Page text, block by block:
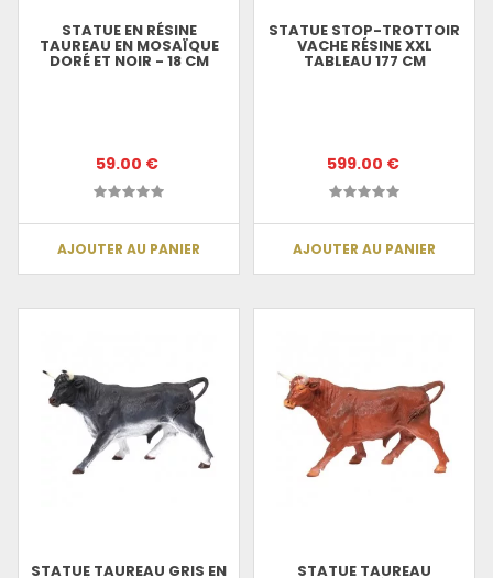
STATUE EN RÉSINE
TAUREAU EN MOSAÏQUE
DORÉ ET NOIR - 18 CM
59.00 €
AJOUTER AU PANIER
STATUE STOP-TROTTOIR
VACHE RÉSINE XXL
TABLEAU 177 CM
599.00 €
AJOUTER AU PANIER
STATUE TAUREAU GRIS EN STATUE TAUREAU